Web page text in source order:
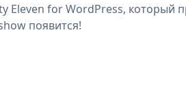
for WordPress, который
появится!